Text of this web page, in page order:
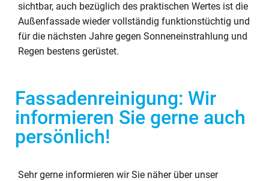
sichtbar, auch bezüglich des praktischen Wertes ist die
Außenfassade wieder vollständig funktionstüchtig und
für die nächsten Jahre gegen Sonneneinstrahlung und
Regen bestens gerüstet.
Fassadenreinigung: Wir
informieren Sie gerne auch
persönlich!
Sehr gerne informieren wir Sie näher über unser